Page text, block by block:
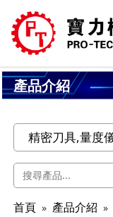
產品介紹
首頁 產品介紹